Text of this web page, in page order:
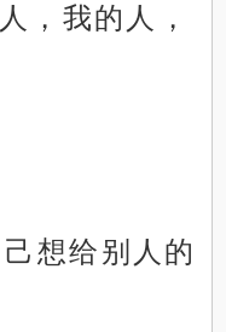
，我的人，
想给别人的